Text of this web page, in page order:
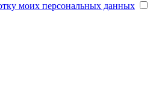
моих персональных данных